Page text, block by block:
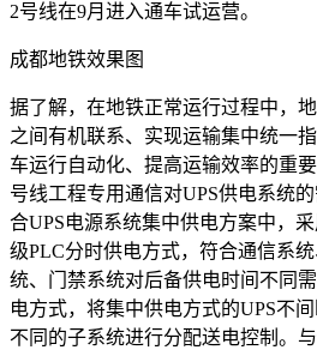
2号线在9月进入通车试运营。
成都地铁效果图
据了解，在地铁正常运行过程中，
之间有机联系、实现运输集中统一
车运行自动化、提高运输效率的重
号线工程专用通信对UPS供电系统
合UPS电源系统集中供电方案中，
级PLC分时供电方式，符合通信系
统、门禁系统对后备供电时间不同
电方式，将集中供电方式的UPS不
不同的子系统进行分配送电控制。